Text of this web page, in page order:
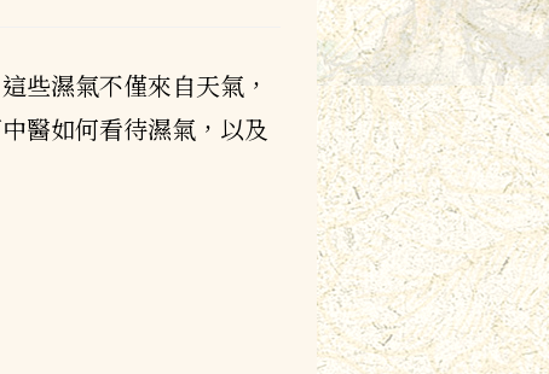
些濕氣不僅來自天氣，
醫如何看待濕氣，以及